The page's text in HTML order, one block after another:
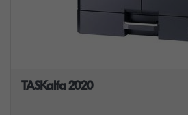
TASKalfa 2020